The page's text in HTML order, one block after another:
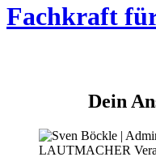
Fachkraft
Dein